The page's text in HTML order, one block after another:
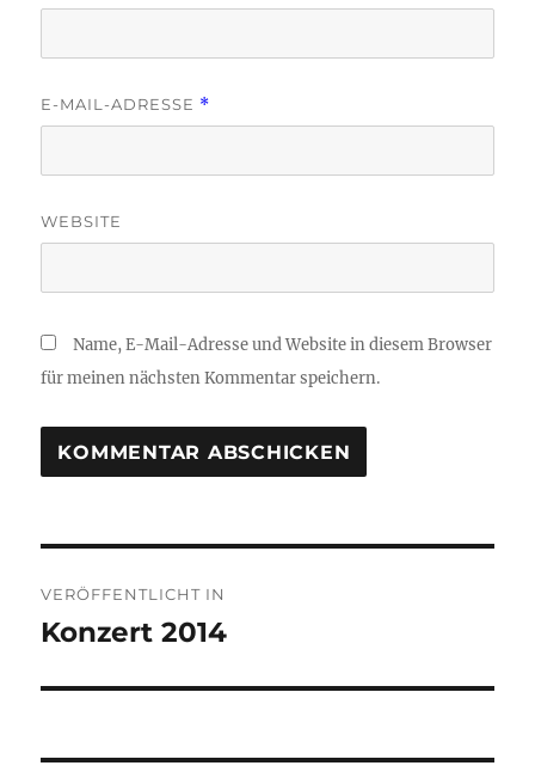
E-MAIL-ADRESSE *
WEBSITE
Name, E-Mail-Adresse und Website in diesem Browser
für meinen nächsten Kommentar speichern.
VERÖFFENTLICHT IN
Konzert 2014